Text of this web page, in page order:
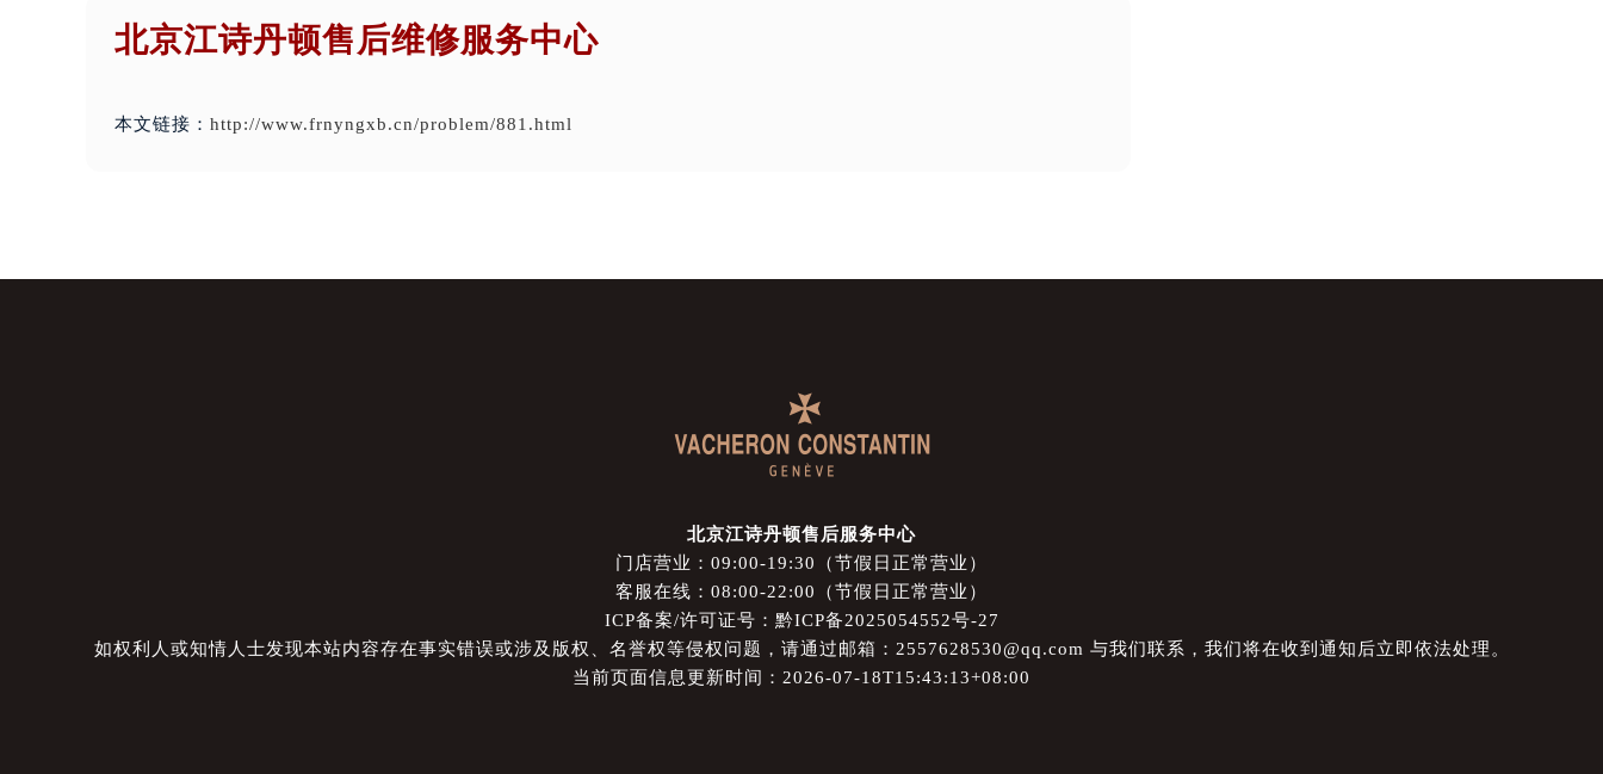
北京江诗丹顿售后维修服务中心
本文链接： http://www.frnyngxb.cn/problem/881.html
北京江诗丹顿售后服务中心
门店营业：09:00-19:30（节假日正常营业）
客服在线：08:00-22:00（节假日正常营业）
ICP备案/许可证号：黔ICP备2025054552号-27
如权利人或知情人士发现本站内容存在事实错误或涉及版权、名誉权等侵权问题，请通过邮箱：2557628530@qq.com 与我们联系，我们将在收到通知后立即依法处理。
当前页面信息更新时间：2026-07-18T15:43:13+08:00